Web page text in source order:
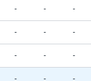
- - -
- - -
- - -
- - -